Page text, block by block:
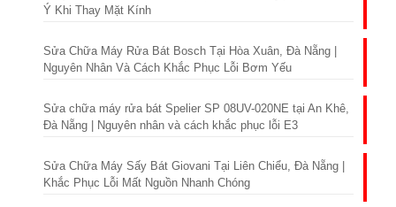
Ý Khi Thay Mặt Kính
Sửa Chữa Máy Rửa Bát Bosch Tại Hòa Xuân, Đà Nẵng |
Nguyên Nhân Và Cách Khắc Phục Lỗi Bơm Yếu
Sửa chữa máy rửa bát Spelier SP 08UV-020NE tại An Khê,
Đà Nẵng | Nguyên nhân và cách khắc phục lỗi E3
Sửa Chữa Máy Sấy Bát Giovani Tại Liên Chiểu, Đà Nẵng |
Khắc Phục Lỗi Mất Nguồn Nhanh Chóng